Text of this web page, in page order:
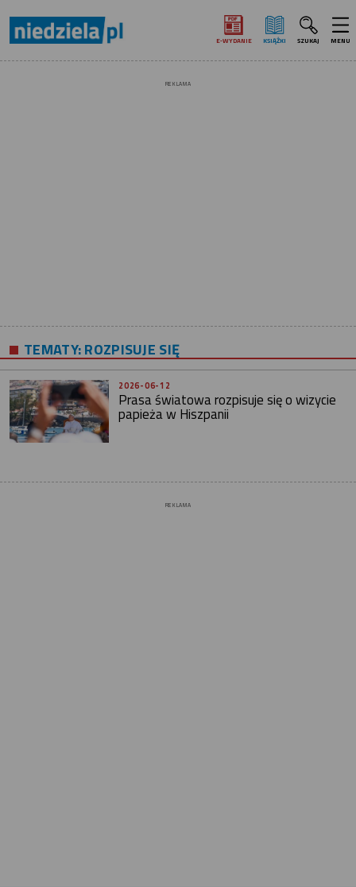
E‑WYDANIE KSIĄŻKI SZUKAJ MENU
REKLAMA
TEMATY:ROZPISUJE SIĘ
2026-06-12
Prasa światowa rozpisuje się o wizycie
papieża w Hiszpanii
REKLAMA